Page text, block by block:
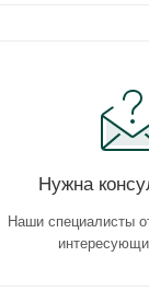
Нужна
Наши специалисты